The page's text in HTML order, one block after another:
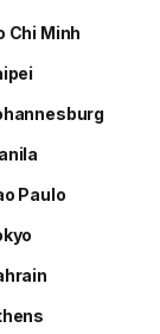
Chi Minh
Paulo